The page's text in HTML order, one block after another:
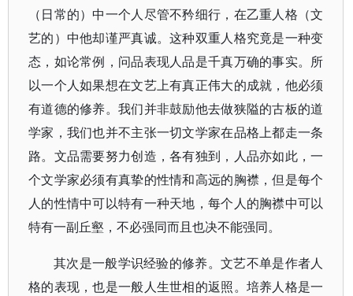
（日常的）中一个人尽管不矜细行，在乙重人格（文
艺的）中他却谨严真诚。这种双重人格究竟是一种变
态，如论常例，问品表现人品是千真万确的事实。所
以一个人如果想在文艺上有真正伟大的成就，他必须
有道德的修养。我们并非鼓励他去做狭隘的古板的道
学家，我们也并不主张一切文学家在品格上都走一条
路。文品需要努力创造，各有独到，人品亦如此，一
个文学家必须有真挚的性情和高远的胸襟，但是每个
人的性情中可以特有一种天地，每个人的胸襟中可以
特有一副丘壑，不必强同而且也决不能强同。
其次是一般学识经验的修养。文艺不单是作者人
格的表现，也是一般人生世相的返照。培养人格是一